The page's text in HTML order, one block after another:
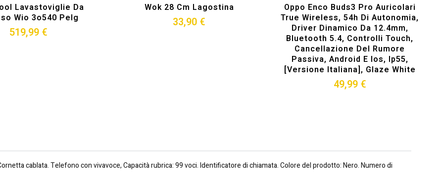
Lavastoviglie Da
Wio 3o540 Pelg
519,99 €
Wok 28 Cm Lagostina
33,90 €
Oppo Enco Buds3 Pro Auricolari
True Wireless, 54h Di Autonomia,
Driver Dinamico Da 12.4mm,
Bluetooth 5.4, Controlli Touch,
Cancellazione Del Rumore
Passiva, Android E Ios, Ip55,
[versione Italiana], Glaze White
49,99 €
cablata. Telefono con vivavoce, Capacità rubrica: 99 voci. Identificatore di chiamata. Colore del prodotto: Nero. Numero di